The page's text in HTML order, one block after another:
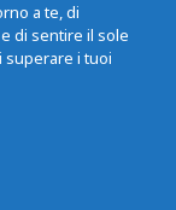
a te, di
di sentire il sole
superare i tuoi